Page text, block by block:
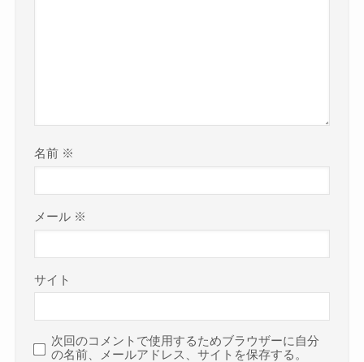
名前 ※
メール ※
サイト
次回のコメントで使用するためブラウザーに自分
の名前、メールアドレス、サイトを保存する。